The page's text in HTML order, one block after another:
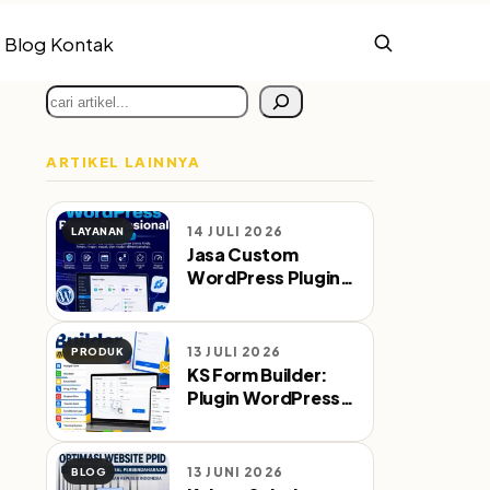
Blog Kontak
Cari
ARTIKEL LAINNYA
LAYANAN 14 JULI 2026
Jasa Custom
WordPress Plugin
2010
PRODUK 13 JULI 2026
KS Form Builder:
Plugin WordPress
dengan WA & Email
Notifikasi
BLOG 13 JUNI 2026